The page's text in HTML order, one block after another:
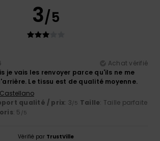
3/5
Achat vérifié
je vais les renvoyer parce qu'ils ne me
Le tissu est de qualité moyenne.
qualité / prix: 3/5 Taille: Taille parfaite
: 5 /5
Vérifié par TrustVille